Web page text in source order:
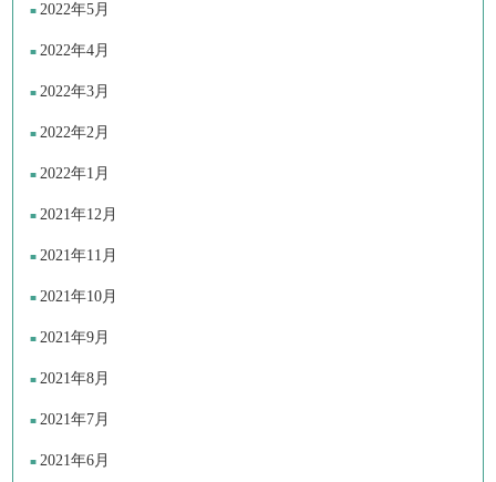
2022年5月
2022年4月
2022年3月
2022年2月
2022年1月
2021年12月
2021年11月
2021年10月
2021年9月
2021年8月
2021年7月
2021年6月